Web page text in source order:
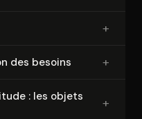
+
des besoins +
: les objets
+